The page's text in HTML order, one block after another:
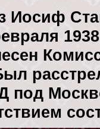
Иосиф
1938
под